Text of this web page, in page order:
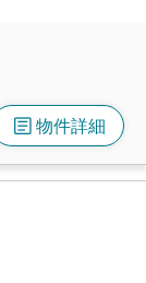
article物件詳細